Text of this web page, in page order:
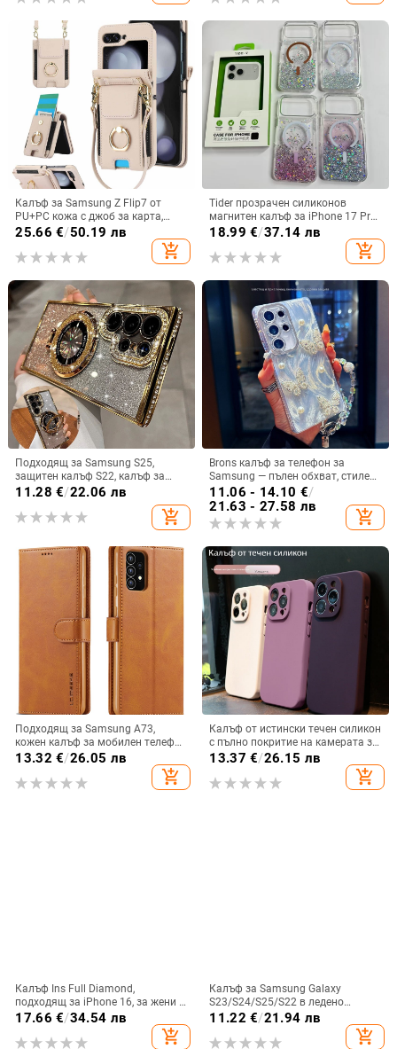
Калъф за Samsung Z Flip7 от
PU+PC кожа с джоб за карта,
пръстен за държане, еластичен
държач за карти и кръстосана
презрамка
25.66 €/50.19 лв
add_shopping_cart
Tider прозрачен силиконов
магнитен калъф за iPhone 17 Pro
Max, защита срещу падане,
18.99 €/37.14 лв
add_shopping_cart
Подходящ за Samsung S25,
защитен калъф S22, калъф за
мобилен телефон Edge Drill, S24,
прозрачен магнитен държач със
стрази A56, брокат против
11.28 €/22.06 лв
add_shopping_cart
Brons калъф за телефон за
Samsung — пълен обхват, стилен
и креативен дизайн, TPU
материал, удароустойчив
11.06 - 14.10 €/
21.63 - 27.58 лв
add_shopping_cart
Подходящ за Samsung A73,
кожен калъф за мобилен телефон
A36/A16, калъф за мобилен
телефон A26/A56, флип калъф,
защитен калъф, невидима скоба.
13.32 €/26.05 лв
add_shopping_cart
Калъф от истински течен силикон
с пълно покритие на камерата за
iPhone 14 Pro Max, iPhone 13 Pro
и iPhone 12 — удароустойчив
13.37 €/26.15 лв
add_shopping_cart
Калъф Ins Full Diamond,
подходящ за iPhone 16, за жени с
14-инчова личност, огледална
рамка с 13 големи отвора и
електролитно покритие, с
17.66 €/34.54 лв
add_shopping_cart
Калъф за Samsung Galaxy
S23/S24/S25/S22 в ледено
кристално розово със стъклена
повърхност и метално боядисано
покритие
11.22 €/21.94 лв
add_shopping_cart